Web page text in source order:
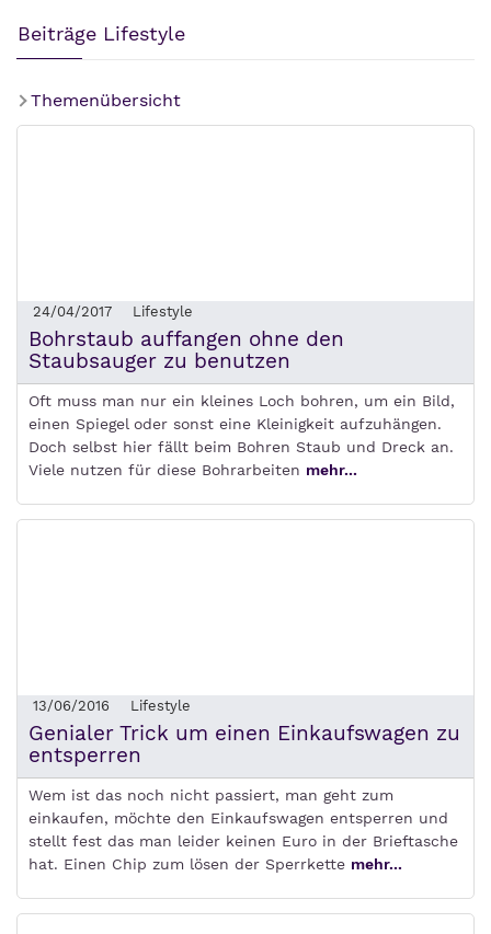
Beiträge Lifestyle
Themenübersicht
24/04/2017 Lifestyle
Bohrstaub auffangen ohne den
Staubsauger zu benutzen
Oft muss man nur ein kleines Loch bohren, um ein Bild,
einen Spiegel oder sonst eine Kleinigkeit aufzuhängen.
Doch selbst hier fällt beim Bohren Staub und Dreck an.
Viele nutzen für diese Bohrarbeiten mehr...
13/06/2016 Lifestyle
Genialer Trick um einen Einkaufswagen zu
entsperren
Wem ist das noch nicht passiert, man geht zum
einkaufen, möchte den Einkaufswagen entsperren und
stellt fest das man leider keinen Euro in der Brieftasche
hat. Einen Chip zum lösen der Sperrkette mehr...